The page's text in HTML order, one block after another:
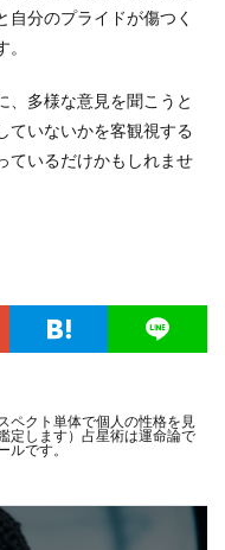
分のプライドが傷つく
、多様な意見を聞こうと
ていないかを客観視する
ているだけかもしれませ
ペクト単体で個人の性格を見
定します）占星術は運命論で
です。